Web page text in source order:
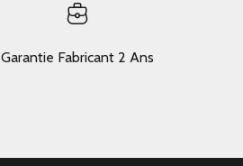
Garantie Fabricant 2 Ans